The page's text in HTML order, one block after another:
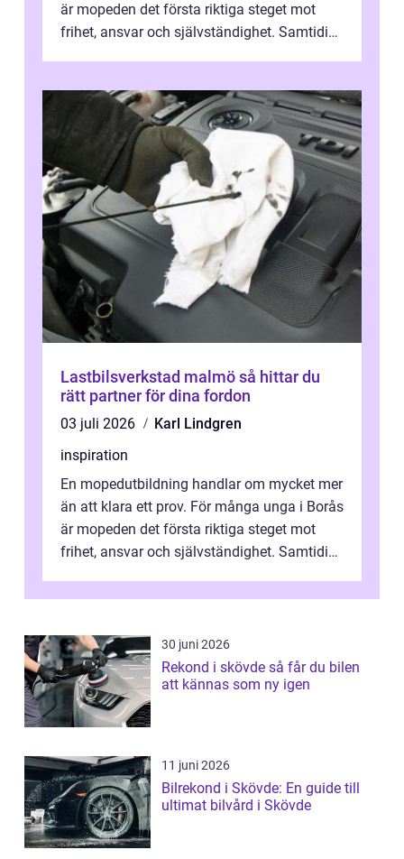
är mopeden det första riktiga steget mot
frihet, ansvar och självständighet. Samtidigt
Lastbilsverkstad malmö så hittar du
rätt partner för dina fordon
03 juli 2026
Karl Lindgren
inspiration
En mopedutbildning handlar om mycket mer
än att klara ett prov. För många unga i Borås
är mopeden det första riktiga steget mot
frihet, ansvar och självständighet. Samtidigt
30 juni 2026
Rekond i skövde så får du bilen
att kännas som ny igen
11 juni 2026
Bilrekond i Skövde: En guide till
ultimat bilvård i Skövde